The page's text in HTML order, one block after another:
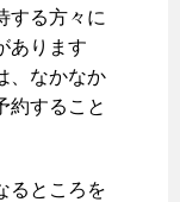
する方々に
あります
、なかなか
約すること
るところを